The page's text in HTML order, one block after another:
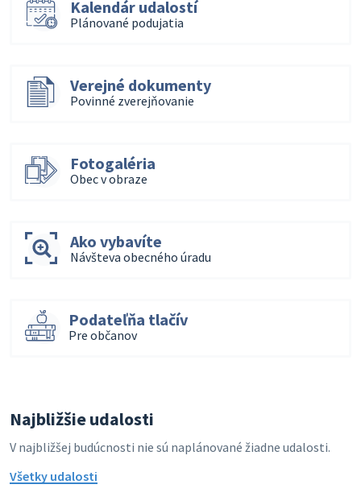
Kalendár udalostí
Plánované podujatia
Verejné dokumenty
Povinné zverejňovanie
Fotogaléria
Obec v obraze
Ako vybavíte
Návšteva obecného úradu
Podateľňa tlačív
Pre občanov
Najbližšie udalosti
V najbližšej budúcnosti nie sú naplánované žiadne udalosti.
Všetky udalosti